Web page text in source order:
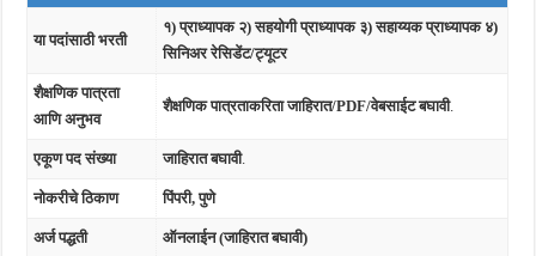
या पदांसाठी भरती
१) प्राध्यापक २) सहयोगी प्राध्यापक ३) सहाय्यक प्राध्यापक ४)
सिनिअर रेसिडेंट/ट्यूटर
शैक्षणिक पात्रता
आणि अनुभव
शैक्षणिक पात्रताकरिता जाहिरात/PDF/वेबसाईट बघावी.
एकूण पद संख्या जाहिरात बघावी.
नोकरीचे ठिकाण पिंपरी, पुणे
अर्ज पद्धती ऑनलाईन (जाहिरात बघावी)